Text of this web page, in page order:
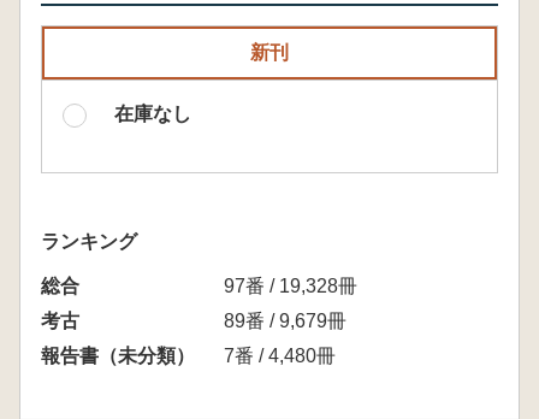
新刊
在庫なし
ランキング
総合
97番 / 19,328冊
考古
89番 / 9,679冊
報告書（未分類）
7番 / 4,480冊